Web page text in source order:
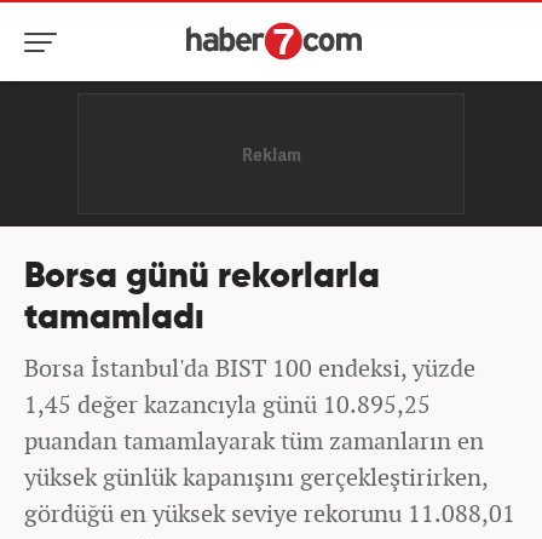
Borsa günü rekorlarla
tamamladı
Borsa İstanbul'da BIST 100 endeksi, yüzde
1,45 değer kazancıyla günü 10.895,25
puandan tamamlayarak tüm zamanların en
yüksek günlük kapanışını gerçekleştirirken,
gördüğü en yüksek seviye rekorunu 11.088,01